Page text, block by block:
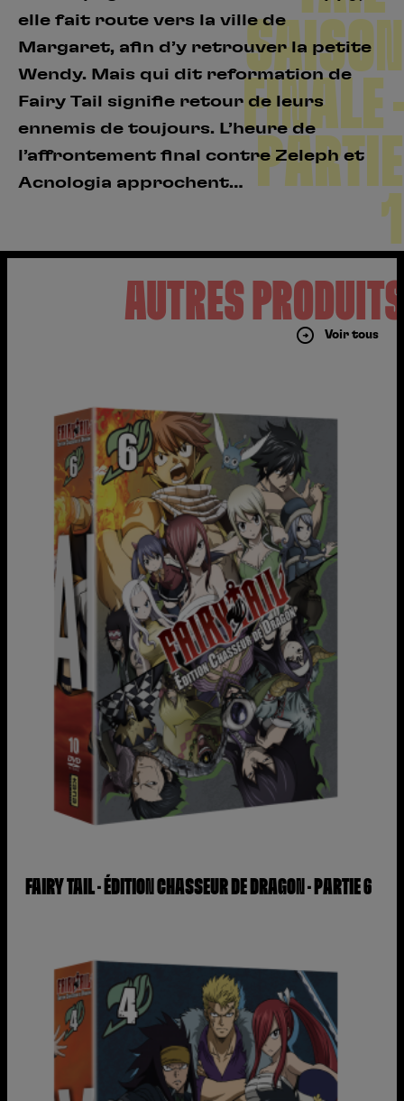
elle fait route vers la ville de
Margaret, afin d’y retrouver la petite
Wendy. Mais qui dit reformation de
Fairy Tail signifie retour de leurs
ennemis de toujours. L’heure de
l’affrontement final contre Zeleph et
Acnologia approchent…
SAISON
FINALE –
PARTIE
1
AUTRES
Voir tous
FAIRY TAIL – ÉDITION CHASSEUR DE DRAGON – PARTIE 6